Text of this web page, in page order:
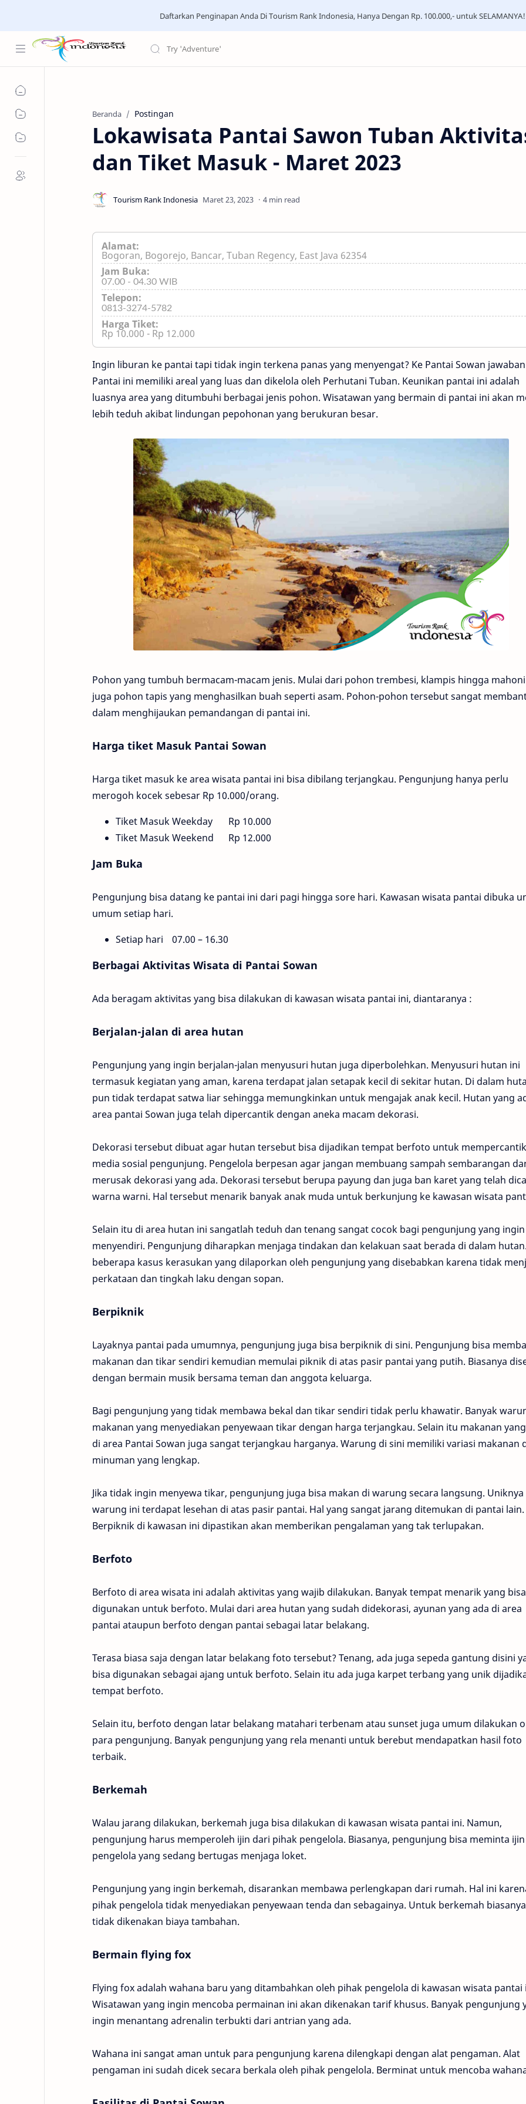
Daftarkan Penginapan Anda Di Tourism Rank Indonesia, Hanya Dengan Rp. 100.000,- untuk
Beranda Postingan
Lokawisata Pantai Sawon Tuban
dan Tiket Masuk - Maret 2023
4 min read
Alamat:
Bogoran, Bogorejo, Bancar, Tuban Regency, East Java 62354
Jam Buka:
07.00 - 04.30 WIB
Telepon:
0813-3274-5782
Harga Tiket:
Rp 10.000 - Rp 12.000
Ingin liburan ke pantai tapi tidak ingin terkena panas yang menyengat? Ke Pantai Sowan
Pantai ini memiliki areal yang luas dan dikelola oleh Perhutani Tuban. Keunikan pantai ini adalah
luasnya area yang ditumbuhi berbagai jenis pohon. Wisatawan yang bermain di pantai ini akan
lebih teduh akibat lindungan pepohonan yang berukuran besar.
Pohon yang tumbuh bermacam-macam jenis. Mulai dari pohon trembesi, klampis hingga
juga pohon tapis yang menghasilkan buah seperti asam. Pohon-pohon tersebut sangat
dalam menghijaukan pemandangan di pantai ini.
Harga tiket Masuk Pantai Sowan
Harga tiket masuk ke area wisata pantai ini bisa dibilang terjangkau. Pengunjung hanya perlu
merogoh kocek sebesar Rp 10.000/orang.
Tiket Masuk Weekday
Rp 10.000
Tiket Masuk Weekend
Rp 12.000
Jam Buka
Pengunjung bisa datang ke pantai ini dari pagi hingga sore hari. Kawasan wisata pantai dibuka
umum setiap hari.
Setiap hari
07.00 – 16.30
Berbagai Aktivitas Wisata di Pantai Sowan
Ada beragam aktivitas yang bisa dilakukan di kawasan wisata pantai ini, diantaranya :
Berjalan-jalan di area hutan
Pengunjung yang ingin berjalan-jalan menyusuri hutan juga diperbolehkan. Menyusuri hutan ini
termasuk kegiatan yang aman, karena terdapat jalan setapak kecil di sekitar hutan. Di dalam
pun tidak terdapat satwa liar sehingga memungkinkan untuk mengajak anak kecil. Hutan yang
area pantai Sowan juga telah dipercantik dengan aneka macam dekorasi.
Dekorasi tersebut dibuat agar hutan tersebut bisa dijadikan tempat berfoto untuk mempercantik
media sosial pengunjung. Pengelola berpesan agar jangan membuang sampah sembarangan
merusak dekorasi yang ada. Dekorasi tersebut berupa payung dan juga ban karet yang telah
warna warni. Hal tersebut menarik banyak anak muda untuk berkunjung ke kawasan wisata
Selain itu di area hutan ini sangatlah teduh dan tenang sangat cocok bagi pengunjung yang ingin
menyendiri. Pengunjung diharapkan menjaga tindakan dan kelakuan saat berada di dalam
beberapa kasus kerasukan yang dilaporkan oleh pengunjung yang disebabkan karena tidak
perkataan dan tingkah laku dengan sopan.
Berpiknik
Layaknya pantai pada umumnya, pengunjung juga bisa berpiknik di sini. Pengunjung bisa
makanan dan tikar sendiri kemudian memulai piknik di atas pasir pantai yang putih. Biasanya
dengan bermain musik bersama teman dan anggota keluarga.
Bagi pengunjung yang tidak membawa bekal dan tikar sendiri tidak perlu khawatir. Banyak
makanan yang menyediakan penyewaan tikar dengan harga terjangkau. Selain itu makanan
di area Pantai Sowan juga sangat terjangkau harganya. Warung di sini memiliki variasi makanan
minuman yang lengkap.
Jika tidak ingin menyewa tikar, pengunjung juga bisa makan di warung secara langsung. Uniknya
warung ini terdapat lesehan di atas pasir pantai. Hal yang sangat jarang ditemukan di pantai lain.
Berpiknik di kawasan ini dipastikan akan memberikan pengalaman yang tak terlupakan.
Berfoto
Berfoto di area wisata ini adalah aktivitas yang wajib dilakukan. Banyak tempat menarik yang bisa
digunakan untuk berfoto. Mulai dari area hutan yang sudah didekorasi, ayunan yang ada di area
pantai ataupun berfoto dengan pantai sebagai latar belakang.
Terasa biasa saja dengan latar belakang foto tersebut? Tenang, ada juga sepeda gantung disini
bisa digunakan sebagai ajang untuk berfoto. Selain itu ada juga karpet terbang yang unik
tempat berfoto.
Selain itu, berfoto dengan latar belakang matahari terbenam atau sunset juga umum dilakukan
para pengunjung. Banyak pengunjung yang rela menanti untuk berebut mendapatkan hasil foto
terbaik.
Berkemah
Walau jarang dilakukan, berkemah juga bisa dilakukan di kawasan wisata pantai ini. Namun,
pengunjung harus memperoleh ijin dari pihak pengelola. Biasanya, pengunjung bisa meminta
pengelola yang sedang bertugas menjaga loket.
Pengunjung yang ingin berkemah, disarankan membawa perlengkapan dari rumah. Hal ini
pihak pengelola tidak menyediakan penyewaan tenda dan sebagainya. Untuk berkemah biasanya
tidak dikenakan biaya tambahan.
Bermain flying fox
Flying fox adalah wahana baru yang ditambahkan oleh pihak pengelola di kawasan wisata pantai
Wisatawan yang ingin mencoba permainan ini akan dikenakan tarif khusus. Banyak pengunjung
ingin menantang adrenalin terbukti dari antrian yang ada.
Wahana ini sangat aman untuk para pengunjung karena dilengkapi dengan alat pengaman. Alat
pengaman ini sudah dicek secara berkala oleh pihak pengelola. Berminat untuk mencoba